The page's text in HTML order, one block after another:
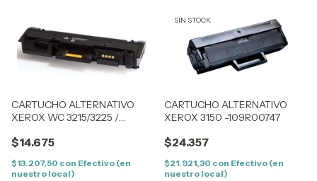
CARTUCHO ALTERNATIVO
XEROX WC 3215/3225 /
106R02778
$14.675
$13.207,50 con Efectivo (en
nuestro local)
SIN STOCK
CARTUCHO ALTERNATIVO
XEROX 3150 -109R00747
$24.357
$21.921,30 con Efectivo (en
nuestro local)